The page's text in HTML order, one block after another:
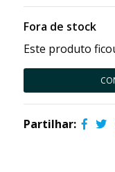
Fora de stock
Este produto
Partilhar: